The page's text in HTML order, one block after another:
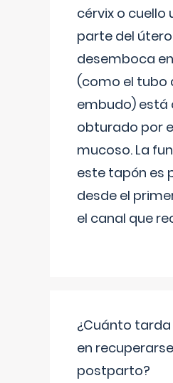
cérvix o cuello
parte del
desemboca
(como el tubo
embudo) está
obturado por
mucoso. La
este tapón es
desde el
el canal que
¿Cuánto
en
postparto?